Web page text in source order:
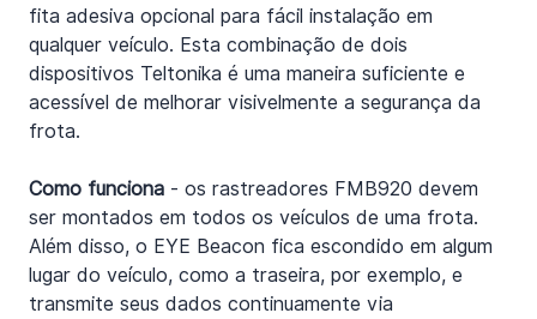
fita adesiva opcional para fácil instalação em
qualquer veículo. Esta combinação de dois
dispositivos Teltonika é uma maneira suficiente e
acessível de melhorar visivelmente a segurança da
frota.
Como funciona - os rastreadores FMB920 devem
ser montados em todos os veículos de uma frota.
Além disso, o EYE Beacon fica escondido em algum
lugar do veículo, como a traseira, por exemplo, e
transmite seus dados continuamente via